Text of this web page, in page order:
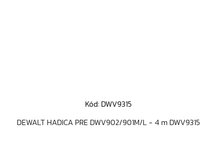
Kód: DWV9315
DEWALT HADICA PRE DWV902/901M/L - 4 m DWV9315